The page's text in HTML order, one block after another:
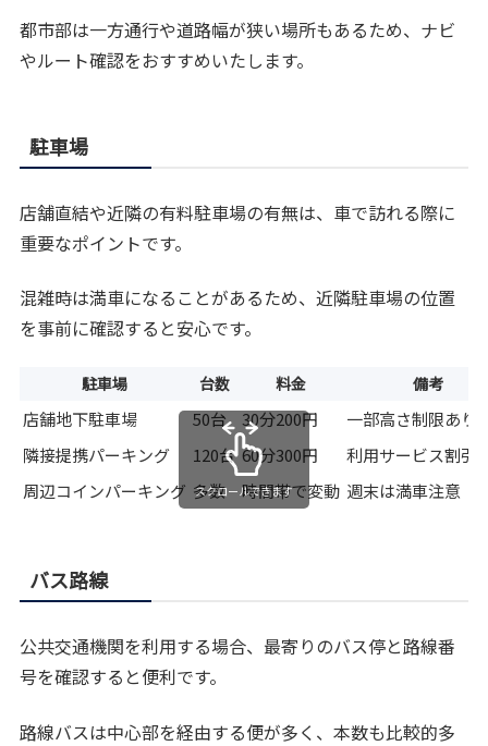
都市部は一方通行や道路幅が狭い場所もあるため、ナビ
やルート確認をおすすめいたします。
駐車場
店舗直結や近隣の有料駐車場の有無は、車で訪れる際に
重要なポイントです。
混雑時は満車になることがあるため、近隣駐車場の位置
を事前に確認すると安心です。
駐車場 台数 料金 備考
店舗地下駐車場 50台 30分200円
一部高さ制限あり
隣接提携パーキング
120台 60分300円
利用サービス割引
周辺コインパーキング 多数 時間帯で変動 週末は満車注意
スクロールできます
バス路線
公共交通機関を利用する場合、最寄りのバス停と路線番
号を確認すると便利です。
路線バスは中心部を経由する便が多く、本数も比較的多